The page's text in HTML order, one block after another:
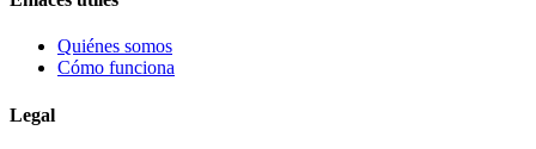
Quiénes somos
Cómo funciona
Legal